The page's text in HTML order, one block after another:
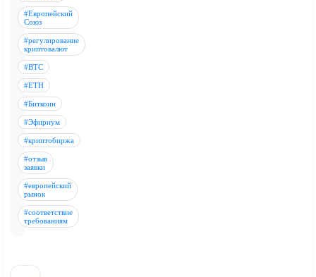
#Европейский
Союз
#регулирование
криптовалют
#BTC
#ETH
#Биткоин
#Эфириум
#криптобиржа
#отзыв
заявки
#европейский
рынок
#соответствие
требованиям